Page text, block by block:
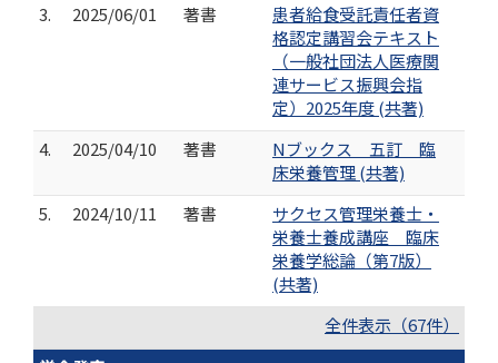
3.
2025/06/01 著書
患者給食受託責任者資
格認定講習会テキスト
（一般社団法人医療関
連サービス振興会指
定）2025年度 (共著)
4.
2025/04/10 著書
Nブックス 五訂 臨
床栄養管理 (共著)
5.
2024/10/11 著書
サクセス管理栄養士・
栄養士養成講座 臨床
栄養学総論（第7版）
(共著)
全件表示（67件）